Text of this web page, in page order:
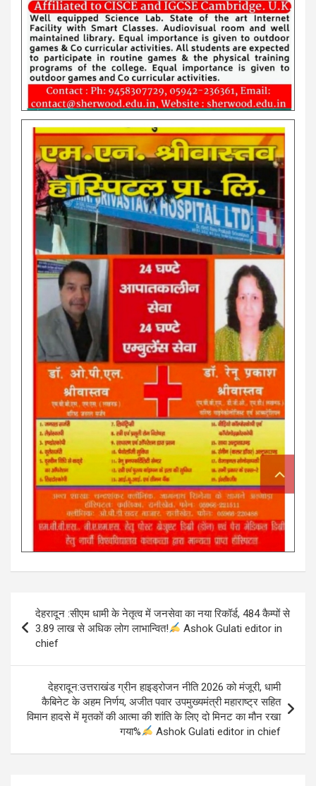
Post
navigation
देहरादून :सीएम धामी के नेतृत्व में जनसेवा का नया रिकॉर्ड, 484 कैम्पों से
3.89 लाख से अधिक लोग लाभान्वित!
Ashok Gulati editor in
chief
देहरादून:उत्तराखंड ग्रीन हाइड्रोजन नीति 2026 को मंजूरी, धामी
कैबिनेट के अहम निर्णय, अजीत पवार उपमुख्यमंत्री महाराष्ट्र सहित
विमान हादसे में मृतकों की आत्मा की शांति के लिए दो मिनट का मौन रखा
गया%
Ashok Gulati editor in chief